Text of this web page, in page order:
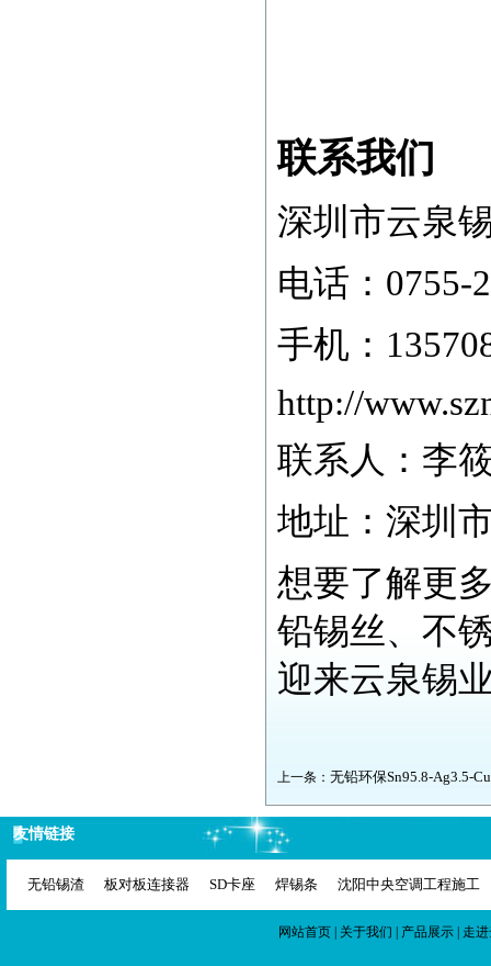
联系我们
深圳市云泉
电话：
手机：
http://
联系人：李
地址：深圳
想要了解更
铅锡丝、不
迎来云泉锡
上一条： 无铅环保Sn95.8-Ag3.5-
友情链接
无铅锡渣 板对板连接器 SD卡座 焊锡条 沈阳中央空调工程施工
网站首页| 关于我们 产品展示| 走